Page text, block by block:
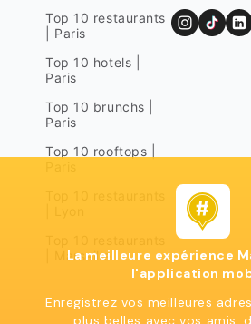
Top 10 restaurants
| Paris
Top 10 hotels |
Paris
Top 10 brunchs |
Paris
Top 10 rooftops |
| Marseille
La meilleure expérience
l'application
Enregistrez vos meilleures
plus belles avec vos amis,